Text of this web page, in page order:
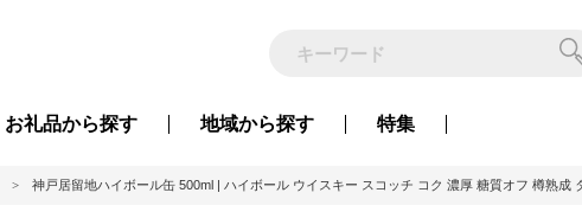
お礼品から探す 地域から探す 特集
神戸居留地ハイボール缶 500ml | ハイボール ウイスキー スコッチ コク 濃厚 糖質オフ 樽熟